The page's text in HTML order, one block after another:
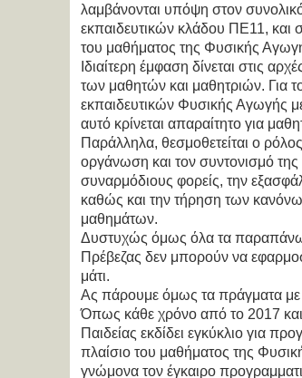
λαμβάνονται υπόψη στον
εκπαιδευτικών κλάδου ΠΕ11, και
του μαθήματος της Φυσικής
Ιδιαίτερη έμφαση δίνεται στις
των μαθητών και μαθητριών. Για
εκπαιδευτικών Φυσικής Αγωγής
αυτό κρίνεται απαραίτητο για
Παράλληλα, θεσμοθετείται ο
οργάνωση και τον συντονισμό
συναρμόδιους φορείς, την
καθώς και την τήρηση των
μαθημάτων.
Δυστυχώς όμως όλα τα παραπάνω
Πρέβεζας δεν μπορούν να
μάτι.
Ας πάρουμε όμως τα πράγματα με
Όπως κάθε χρόνο από το 2017
Παιδείας εκδίδει εγκύκλιο για
πλαίσιο του μαθήματος της
γνώμονα τον έγκαιρο